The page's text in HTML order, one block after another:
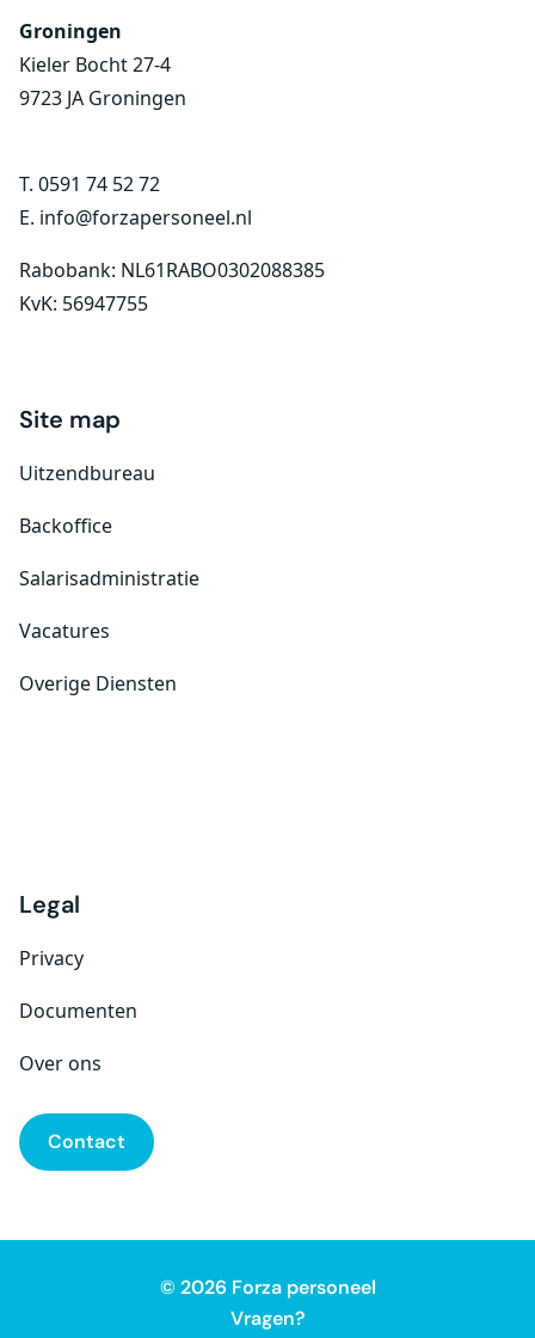
Groningen
Kieler Bocht 27-4
9723 JA Groningen
T. 0591 74 52 72
E. info@forzapersoneel.nl
Rabobank: NL61RABO0302088385
KvK: 56947755
Site map
Uitzendbureau
Backoffice
Salarisadministratie
Vacatures
Overige Diensten
Legal
Privacy
Documenten
Over ons
Contact
© 2026 Forza personeel
Vragen?